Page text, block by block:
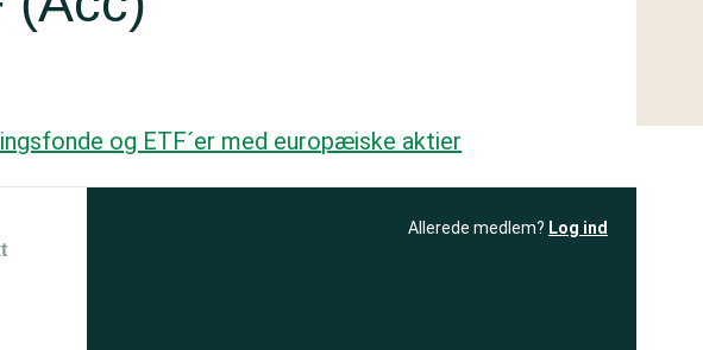
og ETF´er med europæiske aktier
Allerede medlem? Log ind